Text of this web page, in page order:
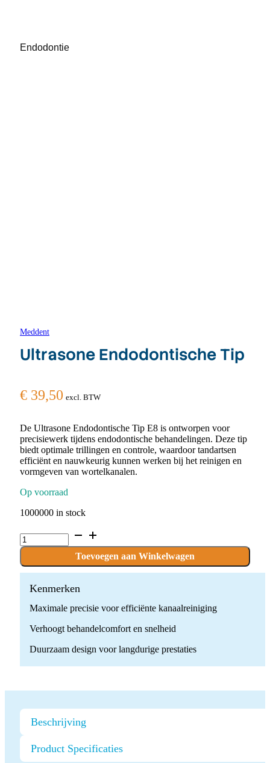
Endodontie
Meddent
Ultrasone Endodontische Tip
€ 39,50 excl. BTW
De Ultrasone Endodontische Tip E8 is ontworpen voor
precisiewerk tijdens endodontische behandelingen. Deze tip
biedt optimale trillingen en controle, waardoor tandartsen
efficiënt en nauwkeurig kunnen werken bij het reinigen en
vormgeven van wortelkanalen.
Op voorraad
1000000 in stock
Ultrasone
Endodontische
quantity
Toevoegen aan Winkelwagen
Kenmerken
Maximale precisie voor efficiënte kanaalreiniging
Verhoogt behandelcomfort en snelheid
Duurzaam design voor langdurige prestaties
Beschrijving
Product Specificaties